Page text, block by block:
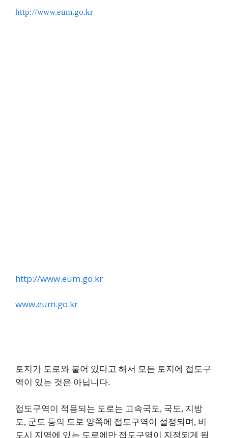
http://www.eum.go.kr
http://www.eum.go.kr
www.eum.go.kr
토지가 도로와 붙어 있다고 해서 모든 토지에 접도구
역이 있는 것은 아닙니다.
접도구역이 적용되는 도로는 고속국도, 국도, 지방
도, 군도 등의 도로 양쪽에 접도구역이 설정되며, 비
도시 지역에 있는 도로에만 접도구역이 지정되게 됩